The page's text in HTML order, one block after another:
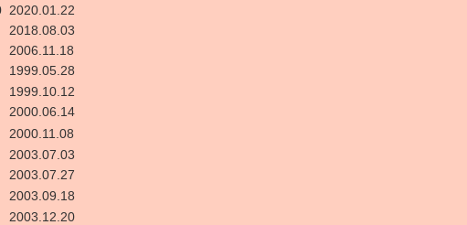
2020.01.22
2018.08.03
2006.11.18
1999.05.28
1999.10.12
2000.06.14
2000.11.08
2003.07.03
2003.07.27
2003.09.18
2003.12.20